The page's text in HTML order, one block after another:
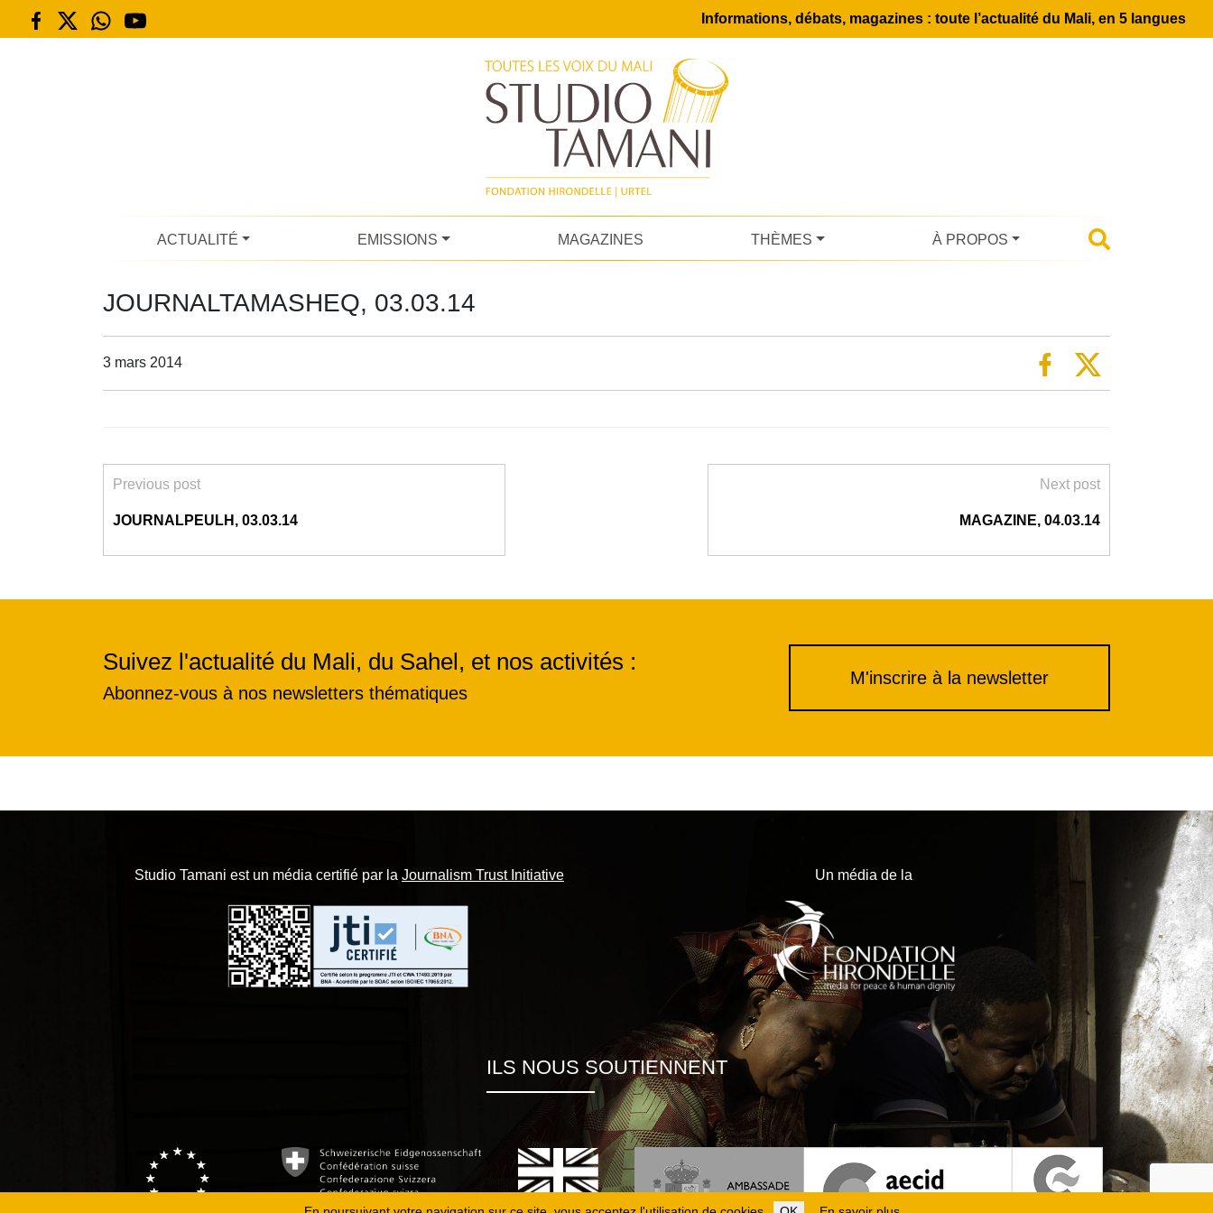
Informations, débats, magazines : toute l’actualité du Mali, en 5 langues
ACTUALITÉ EMISSIONS MAGAZINES THÈMES À PROPOS
JOURNALTAMASHEQ, 03.03.14
3 mars 2014
Previous post
JOURNALPEULH, 03.03.14
Next post
MAGAZINE, 04.03.14
Suivez l'actualité du Mali, du Sahel, et nos activités :
Abonnez-vous à nos newsletters thématiques
M'inscrire à la newsletter
Studio Tamani est un média certifié par la Journalism Trust Initiative Un média de la
ILS NOUS SOUTIENNENT